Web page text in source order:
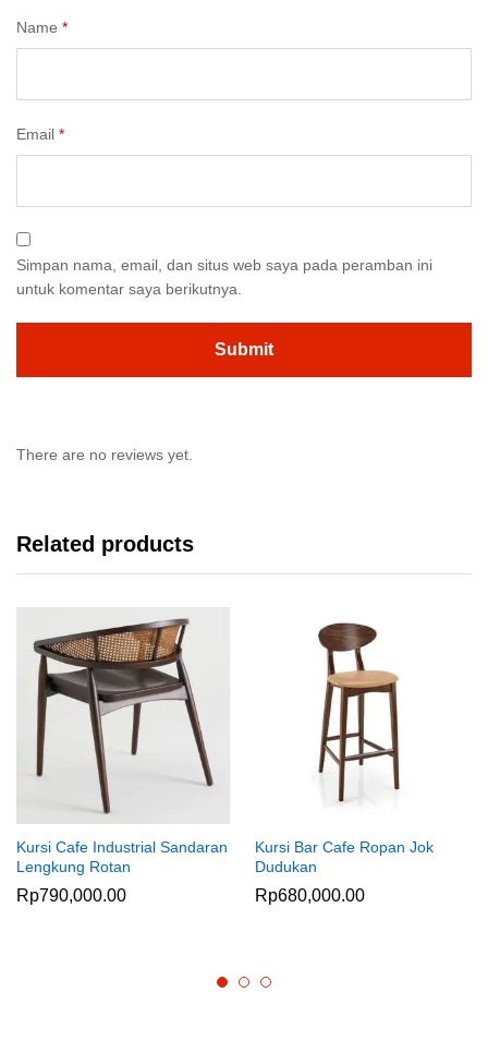
Name *
Email *
Simpan nama, email, dan situs web saya pada peramban ini
untuk komentar saya berikutnya.
There are no reviews yet.
Related products
Kursi Cafe Industrial Sandaran
Lengkung Rotan
Rp790,000.00
Kursi Bar Cafe Ropan Jok
Dudukan
Rp680,000.00